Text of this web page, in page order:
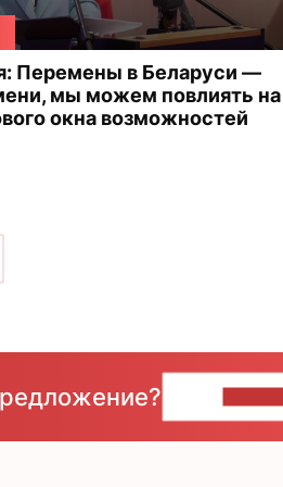
Перемены в Беларуси —
мы можем повлиять на
окна возможностей